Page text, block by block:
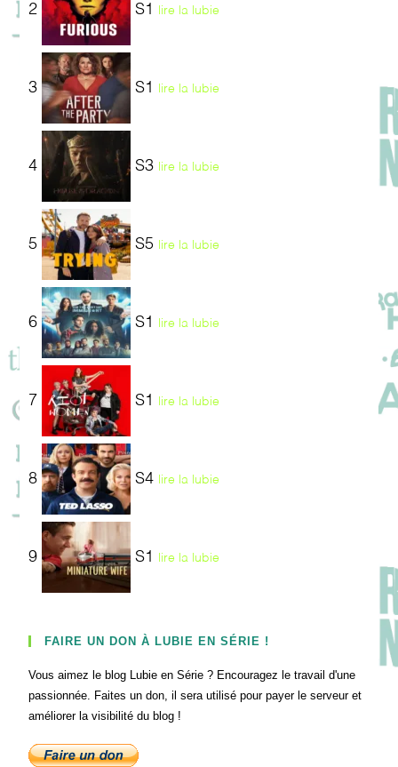
2 S1 lire la lubie
3 S1 lire la lubie
4 S3 lire la lubie
5 S5 lire la lubie
6 S1 lire la lubie
7 S1 lire la lubie
8 S4 lire la lubie
9 S1 lire la lubie
FAIRE UN DON À LUBIE EN SÉRIE !
Vous aimez le blog Lubie en Série ? Encouragez le travail d'une
passionnée. Faites un don, il sera utilisé pour payer le serveur et
améliorer la visibilité du blog !